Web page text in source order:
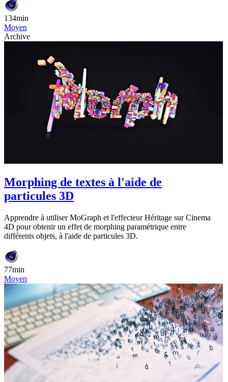
134min
Moyen
Archive
Morphing de textes à l'aide de
particules 3D
Apprendre à utiliser MoGraph et l'effecteur Héritage sur Cinema
4D pour obtenir un effet de morphing paramétrique entre
différents objets, à l'aide de particules 3D.
77min
Moyen